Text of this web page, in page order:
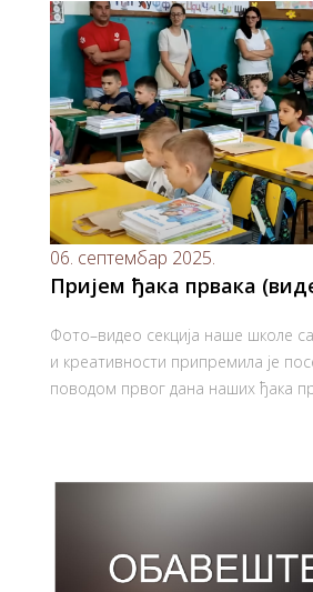
06. септембар 2025.
Пријем ђака првака
Фото–видео секција наше школе
и креативности припремила је
поводом првог дана наших ђака